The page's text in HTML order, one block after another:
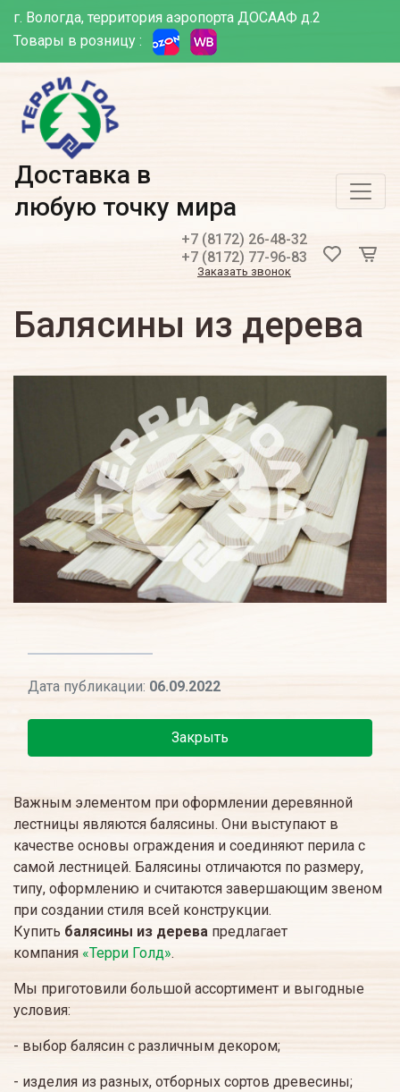
г. Вологда, территория аэропорта ДОСААФ д.2
Товары в розницу :
Доставка в
любую точку мира
+7 (8172) 26-48-32
+7 (8172) 77-96-83
Заказать звонок
Балясины из дерева
Дата публикации: 06.09.2022
Закрыть
Важным элементом при оформлении деревянной
лестницы являются балясины. Они выступают в
качестве основы ограждения и соединяют перила с
самой лестницей. Балясины отличаются по размеру,
типу, оформлению и считаются завершающим звеном
при создании стиля всей конструкции.
Купить балясины из дерева предлагает
компания «Терри Голд».
Мы приготовили большой ассортимент и выгодные
условия:
- выбор балясин с различным декором;
- изделия из разных, отборных сортов древесины;